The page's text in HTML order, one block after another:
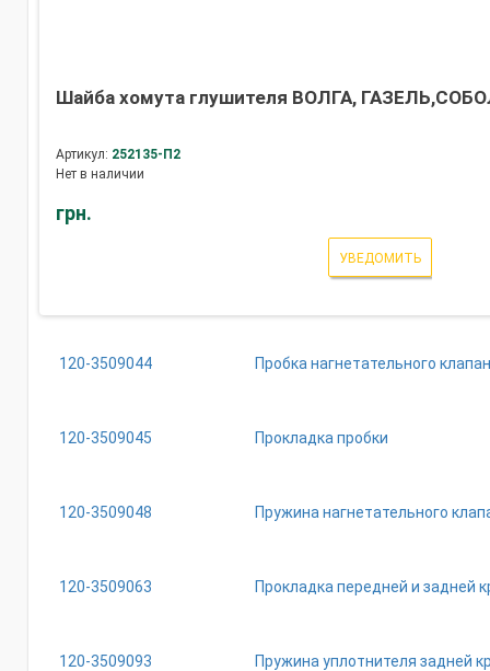
Шайба хомута глушителя ВОЛГА,
Артикул: 252135-П2
Нет в наличии
грн.
УВЕДОМИТЬ
120-3509044 Пробка нагнетательного
120-3509045 Прокладка пробки
120-3509048 Пружина нагнетательного
120-3509063 Прокладка передней и задней
120-3509093 Пружина уплотнителя задней